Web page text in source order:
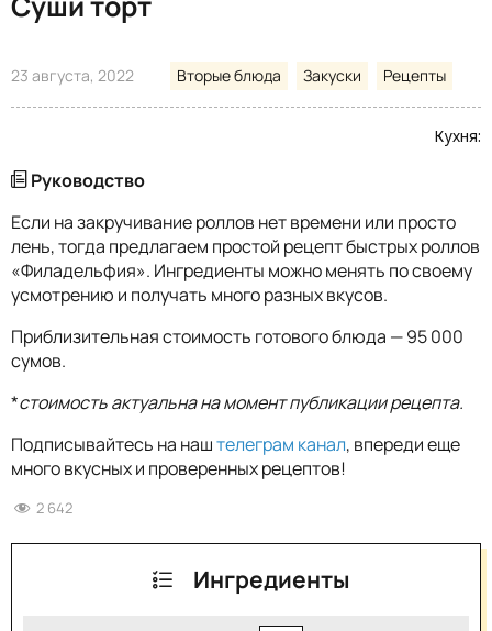
23 августа, 2022 Вторые блюда Закуски Рецепты
Кухня:
Руководство
Если на закручивание роллов нет времени или просто
лень, тогда предлагаем простой рецепт быстрых роллов
«Филадельфия». Ингредиенты можно менять по своему
усмотрению и получать много разных вкусов.
Приблизительная стоимость готового блюда — 95 000
сумов.
*стоимость актуальна на момент публикации рецепта.
Подписывайтесь на наштелеграм канал, впереди еще
много вкусных и проверенных рецептов!
2 642
Ингредиенты